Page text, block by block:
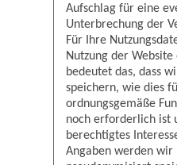
Aufschlag für eine
Unterbrechung der
Für Ihre
Nutzung der
bedeutet das, dass
speichern, wie dies
ordnungsgemäße
noch erforderlich ist
berechtigtes
Angaben werden